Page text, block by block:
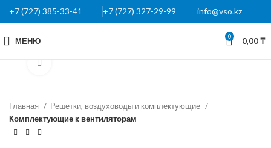
+7 (727) 385-33-41 +7 (727) 327-29-99 info@vso.kz
МЕНЮ 0 0,00₸
Главная
Решетки, воздуховоды и комплектующие
Комплектующие к вентиляторам